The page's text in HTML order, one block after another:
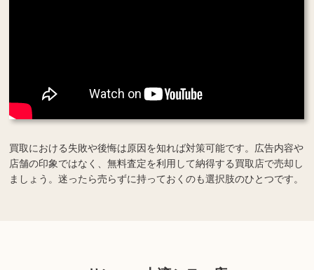
買取における失敗や後悔は原因を知れば対策可能です。広告内容や
店舗の印象ではなく、無料査定を利用して納得する買取店で売却し
ましょう。迷ったら売らずに持っておくのも選択肢のひとつです。